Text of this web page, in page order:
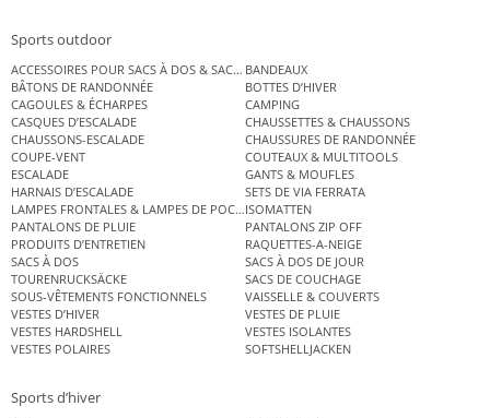
Sports outdoor
ACCESSOIRES POUR SACS À DOS & SACS ÉTANCHES
BANDEAUX
BÂTONS DE RANDONNÉE
BOTTES D’HIVER
CAGOULES & ÉCHARPES
CAMPING
CASQUES D’ESCALADE
CHAUSSETTES & CHAUSSONS
CHAUSSONS-ESCALADE
CHAUSSURES DE RANDONNÉE
COUPE-VENT
COUTEAUX & MULTITOOLS
ESCALADE
GANTS & MOUFLES
HARNAIS D’ESCALADE
SETS DE VIA FERRATA
LAMPES FRONTALES & LAMPES DE POCHEISOMATTEN
PANTALONS DE PLUIE
PANTALONS ZIP OFF
PRODUITS D’ENTRETIEN
RAQUETTES-A-NEIGE
SACS À DOS
SACS À DOS DE JOUR
TOURENRUCKSÄCKE
SACS DE COUCHAGE
SOUS-VÊTEMENTS FONCTIONNELS
VAISSELLE & COUVERTS
VESTES D’HIVER
VESTES DE PLUIE
VESTES HARDSHELL
VESTES ISOLANTES
VESTES POLAIRES
SOFTSHELLJACKEN
Sports d’hiver